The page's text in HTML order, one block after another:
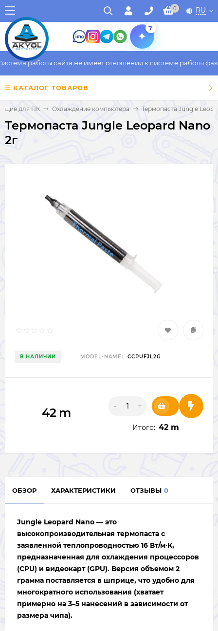
0 RU
?
работы сайта не имеет отношения к системе работы
КАТАЛОГ ТОВАРОВ
для ПК Охлаждение компьютера Термопаста Jungle
Термопаста Jungle Leopard Nano
2г
В НАЛИЧИИ MODEL-NAME: CCPUFJL2G
42 m - +
Итого: 42 m
ОБЗОР ХАРАКТЕРИСТИКИ ОТЗЫВЫ 0
Jungle Leopard Nano — это
высокопроизводительная термопаста с
заявленной теплопроводностью 16 Вт/м·К,
предназначенная для охлаждения процессоров
(CPU) и видеокарт (GPU). Версия объемом 2
грамма поставляется в шприце, что удобно для
многократного использования (хватает
примерно на 3–5 нанесений в зависимости от
размера чипа).